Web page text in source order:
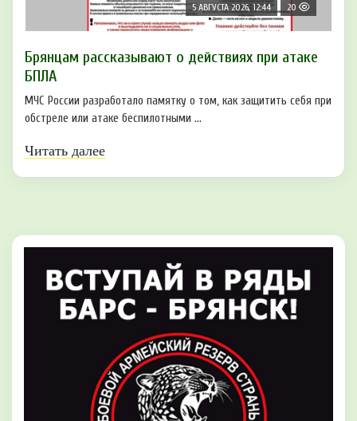
5 АВГУСТА 2026, 12:44 20
Брянцам рaссказывают о действиях при атаке
БПЛA
МЧС России разработало памятку о том, как защитить себя при
обстреле или атаке беспилотными ...
Читать далее